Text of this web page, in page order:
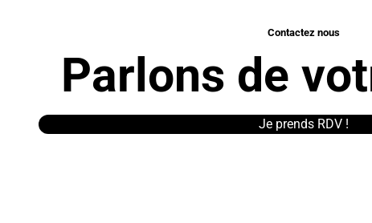
Contactez nous
Parlons de
Je prends RDV !